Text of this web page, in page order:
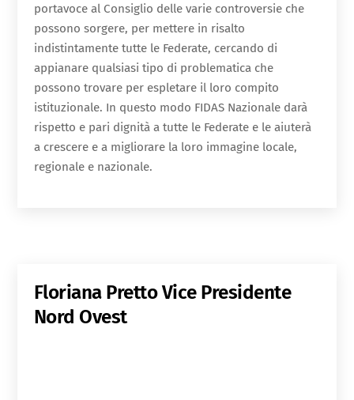
portavoce al Consiglio delle varie controversie che
possono sorgere, per mettere in risalto
indistintamente tutte le Federate, cercando di
appianare qualsiasi tipo di problematica che
possono trovare per espletare il loro compito
istituzionale. In questo modo FIDAS Nazionale darà
rispetto e pari dignità a tutte le Federate e le aiuterà
a crescere e a migliorare la loro immagine locale,
regionale e nazionale.
Floriana PrettoVice Presidente
Nord Ovest